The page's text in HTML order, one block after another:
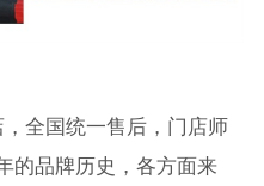
全国统一售后，门店师
的品牌历史，各方面来